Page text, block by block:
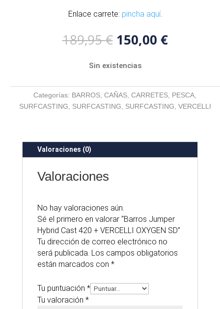
Enlace carrete: pincha aquí.
189,95€ El
precio
original
era:
189,95 €.
150,00 €El
precio
150,00
Sin existencias
Categorías: BARROS CAÑAS CARRETES PESCA
SURFCASTING
SURFCASTING SURFCASTING VERCELLI
Valoraciones (0)
Valoraciones
No hay valoraciones aún.
Sé el primero en valorar “Barros Jumper
Hybrid Cast 420 + VERCELLI OXYGEN SD”
Tu dirección de correo electrónico no
será publicada. Los campos obligatorios
están marcados con *
Tu puntuación *
Tu valoración *